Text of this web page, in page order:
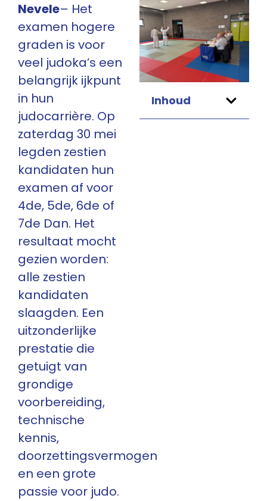
Nevele– Het
examen hogere
graden is voor
veel judoka’s een
belangrijk ijkpunt
in hun
judocarrière. Op
zaterdag 30 mei
legden zestien
kandidaten hun
examen af voor
4de, 5de, 6de of
7de Dan. Het
resultaat mocht
gezien worden:
alle zestien
kandidaten
slaagden. Een
uitzonderlijke
prestatie die
getuigt van
grondige
voorbereiding,
technische
kennis,
doorzettingsvermogen
en een grote
passie voor judo.
Inhoud